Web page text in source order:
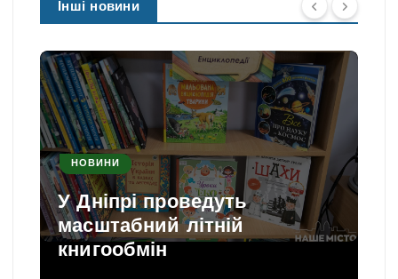
Інші новини
НОВИНИ
У Дніпрі проведуть
масштабний літній
книгообмін